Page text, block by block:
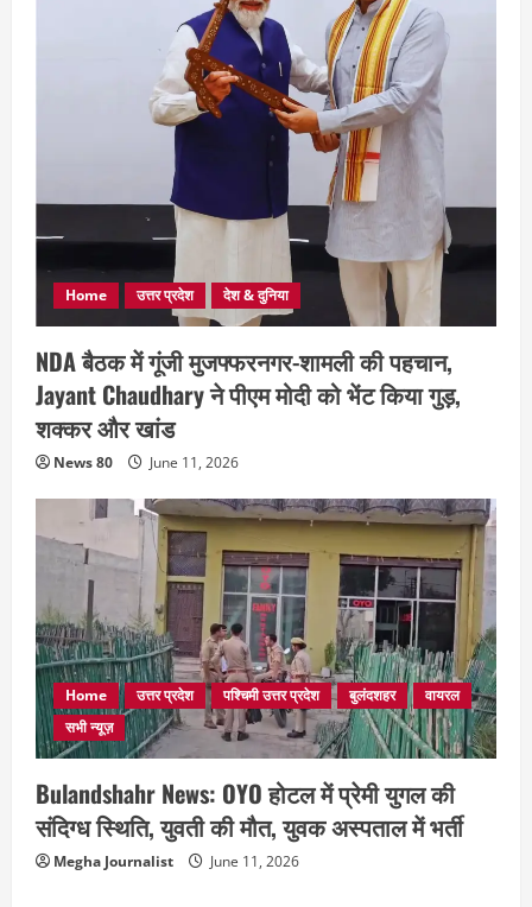
Home उत्तर प्रदेश देश & दुनिया
NDA बैठक में गूंजी मुजफ्फरनगर-शामली की पहचान,
Jayant Chaudhary ने पीएम मोदी को भेंट किया गुड़,
शक्कर और खांड
News 80 June 11, 2026
Home उत्तर प्रदेश पश्चिमी उत्तर प्रदेश बुलंदशहर
वायरल
सभी न्यूज़
Bulandshahr News: OYO होटल में प्रेमी युगल की
संदिग्ध स्थिति, युवती की मौत, युवक अस्पताल में भर्ती
Megha Journalist June 11, 2026